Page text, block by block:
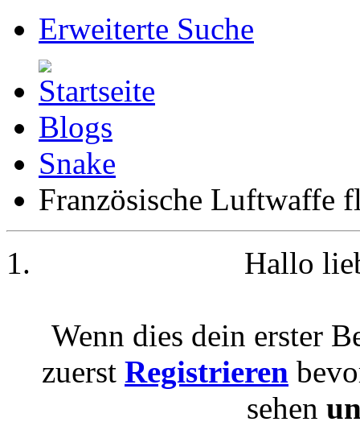
Erweiterte Suche
Blogs
Snake
Französische Luftwaffe
Hallo
Wenn dies dein erster
zuerst Registrieren
sehen